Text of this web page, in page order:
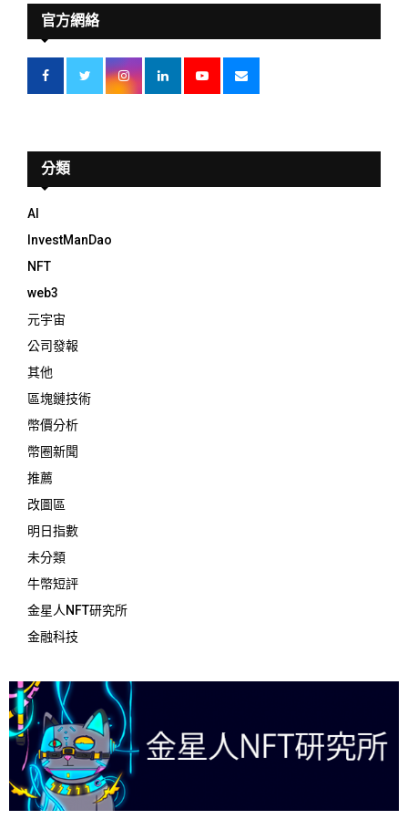
官方網絡
分類
AI
InvestManDao
NFT
web3
元宇宙
公司發報
其他
區塊鏈技術
幣價分析
幣圈新聞
推薦
改圖區
明日指數
未分類
牛幣短評
金星人NFT研究所
金融科技